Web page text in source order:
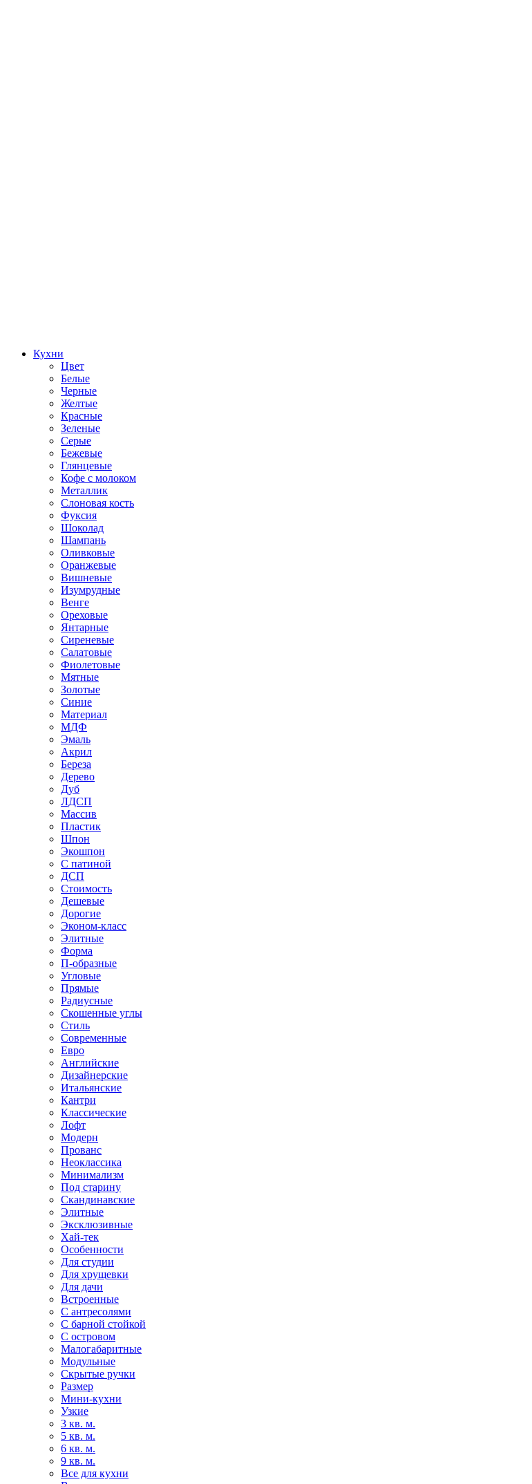
Кухни
Цвет
Белые
Черные
Желтые
Красные
Зеленые
Серые
Бежевые
Глянцевые
Кофе с молоком
Металлик
Слоновая кость
Фуксия
Шоколад
Шампань
Оливковые
Оранжевые
Вишневые
Изумрудные
Венге
Ореховые
Янтарные
Сиреневые
Салатовые
Фиолетовые
Мятные
Золотые
Синие
Материал
МДФ
Эмаль
Акрил
Береза
Дерево
Дуб
ЛДСП
Массив
Пластик
Шпон
Экошпон
С патиной
ДСП
Стоимость
Дешевые
Дорогие
Эконом-класс
Элитные
Форма
П-образные
Угловые
Прямые
Радиусные
Скошенные углы
Стиль
Современные
Евро
Английские
Дизайнерские
Итальянские
Кантри
Классические
Лофт
Модерн
Прованс
Неоклассика
Минимализм
Под старину
Скандинавские
Элитные
Эксклюзивные
Хай-тек
Особенности
Для студии
Для хрущевки
Для дачи
Встроенные
С антресолями
С барной стойкой
С островом
Малогабаритные
Модульные
Скрытые ручки
Размер
Мини-кухни
Узкие
3 кв. м.
5 кв. м.
6 кв. м.
9 кв. м.
Все для кухни